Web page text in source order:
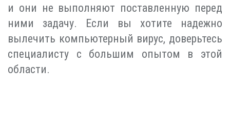
и они не выполняют поставленную перед
ними задачу. Если вы хотите надежно
вылечить компьютерный вирус, доверьтесь
специалисту с большим опытом в этой
области.